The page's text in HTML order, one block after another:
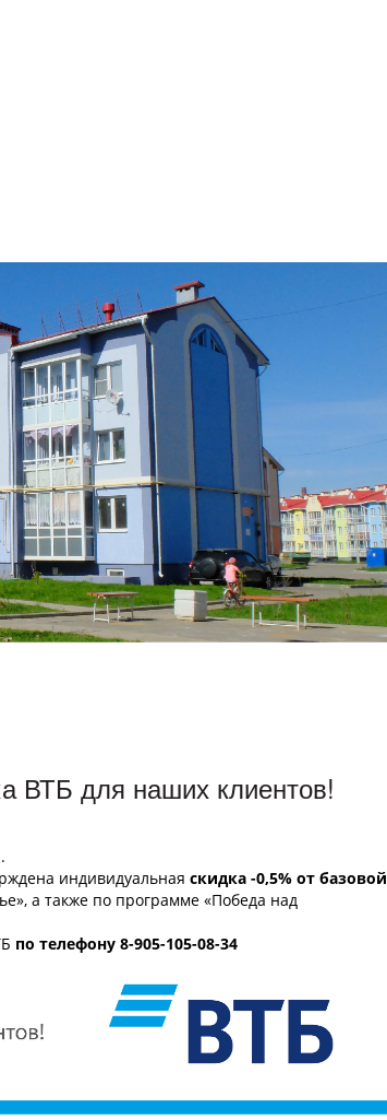
ВТБ для наших клиентов!
.
индивидуальная скидка -0,5% от базовой
а также по программе «Победа над
по телефону 8-905-105-08-34